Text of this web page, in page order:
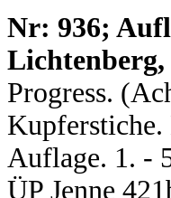
Nr: 936;
Progress.
Auflage. 1. -
ÜP Jenne